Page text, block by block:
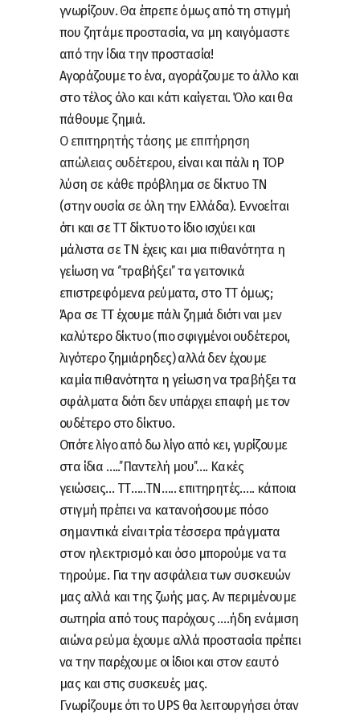
γνωρίζουν. Θα έπρεπε όμως από τη στιγμή
που ζητάμε προστασία, να μη καιγόμαστε
από την ίδια την προστασία!
Αγοράζουμε το ένα, αγοράζουμε το άλλο και
στο τέλος όλο και κάτι καίγεται. Όλο και θα
πάθουμε ζημιά.
Ο επιτηρητής τάσης με επιτήρηση
απώλειας ουδέτερου, είναι και πάλι η TOP
λύση σε κάθε πρόβλημα σε δίκτυο ΤΝ
(στην ουσία σε όλη την Ελλάδα). Εννοείται
ότι και σε ΤΤ δίκτυο το ίδιο ισχύει και
μάλιστα σε ΤΝ έχεις και μια πιθανότητα η
γείωση να ‘’τραβήξει’’ τα γειτονικά
επιστρεφόμενα ρεύματα, στο ΤΤ όμως;
Άρα σε ΤΤ έχουμε πάλι ζημιά διότι ναι μεν
καλύτερο δίκτυο (πιο σφιγμένοι ουδέτεροι,
λιγότερο ζημιάρηδες) αλλά δεν έχουμε
καμία πιθανότητα η γείωση να τραβήξει τα
σφάλματα διότι δεν υπάρχει επαφή με τον
ουδέτερο στο δίκτυο.
Οπότε λίγο από δω λίγο από κει, γυρίζουμε
στα ίδια …..’’Παντελή μου’’…. Κακές
γειώσεις… ΤΤ…..ΤΝ….. επιτηρητές….. κάποια
στιγμή πρέπει να κατανοήσουμε πόσο
σημαντικά είναι τρία τέσσερα πράγματα
στον ηλεκτρισμό και όσο μπορούμε να τα
τηρούμε. Για την ασφάλεια των συσκευών
μας αλλά και της ζωής μας. Αν περιμένουμε
σωτηρία από τους παρόχους ….ήδη ενάμιση
αιώνα ρεύμα έχουμε αλλά προστασία πρέπει
να την παρέχουμε οι ίδιοι και στον εαυτό
μας και στις συσκευές μας.
Γνωρίζουμε ότι το UPS θα λειτουργήσει όταν